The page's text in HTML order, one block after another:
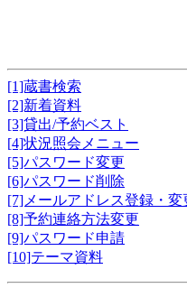
[1]蔵書検索
[2]新着資料
[3]貸出/予約ベスト
[4]状況照会メニュー
[5]パスワード変更
[6]パスワード削除
[7]メールアドレス登録・変
[8]予約連絡方法変更
[9]パスワード申請
[10]テーマ資料